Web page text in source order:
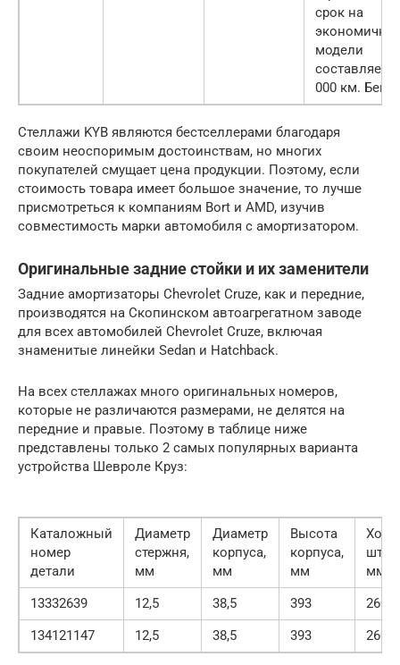
срок на
модели
составляет
000 км. Бег.
Стеллажи KYB являются бестселлерами благодаря
своим неоспоримым достоинствам, но многих
покупателей смущает цена продукции. Поэтому, если
стоимость товара имеет большое значение, то лучше
присмотреться к компаниям Bort и AMD, изучив
совместимость марки автомобиля с амортизатором.
Оригинальные задние стойки и их заменители
Задние амортизаторы Chevrolet Cruze, как и передние,
производятся на Скопинском автоагрегатном заводе
для всех автомобилей Chevrolet Cruze, включая
знаменитые линейки Sedan и Hatchback.
На всех стеллажах много оригинальных номеров,
которые не различаются размерами, не делятся на
передние и правые. Поэтому в таблице ниже
представлены только 2 самых популярных варианта
устройства Шевроле Круз:
Каталожный
номер
детали
Диаметр
стержня,
мм
Диаметр
корпуса,
мм
Высота
корпуса,
мм
Ход
мм
13332639
12,5 38,5 393
260
134121147
12,5 38,5 393 260